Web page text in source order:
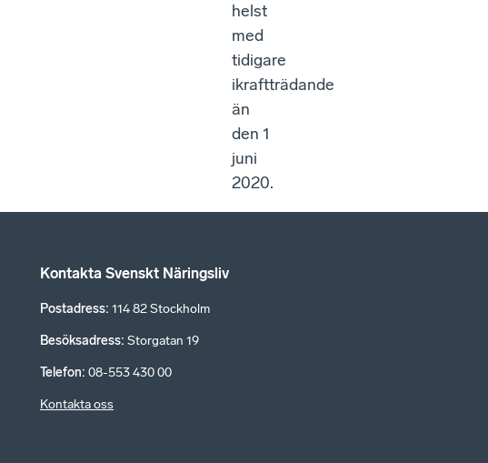
helst
med
tidigare
ikraftträdande
än
den 1
juni
2020.
Kontakta Svenskt Näringsliv
Postadress: 114 82 Stockholm
Besöksadress: Storgatan 19
Telefon: 08-553 430 00
Kontakta oss